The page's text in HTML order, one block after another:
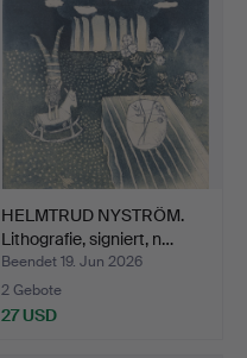
HELMTRUD NYSTRÖM.
Lithografie, signiert, n…
Beendet 19. Jun 2026
2 Gebote
27 USD